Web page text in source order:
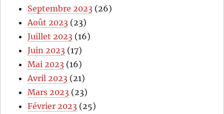
Septembre 2023 (26)
Août 2023 (23)
Juillet 2023 (16)
Juin 2023 (17)
Mai 2023 (16)
Avril 2023 (21)
Mars 2023 (23)
Février 2023 (25)